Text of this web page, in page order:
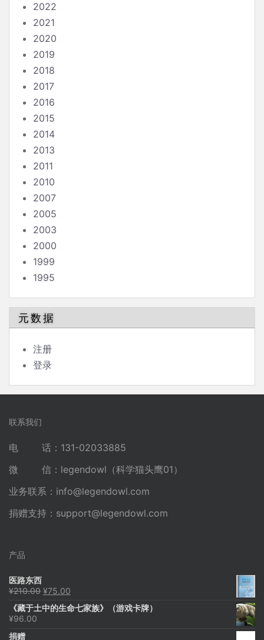
2022
2021
2020
2019
2018
2017
2016
2015
2014
2013
2011
2010
2007
2005
2003
2000
1999
1995
元数据
注册
登录
联系我们
电 话：131-02033885
微 信：legendowl（科学猫头鹰01）
业务联系： info@legendowl.com
捐赠支持： support@legendowl.com
产品
医路东西
¥210.00 原
为：
¥75.00
价
《藏于土中的生命七家族》（游戏卡牌）
¥96.00
捐赠